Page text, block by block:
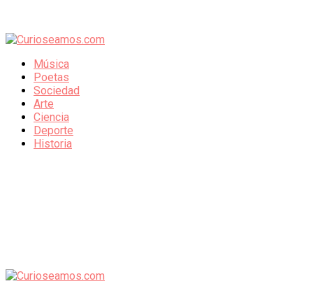
Música
Poetas
Sociedad
Arte
Ciencia
Deporte
Historia